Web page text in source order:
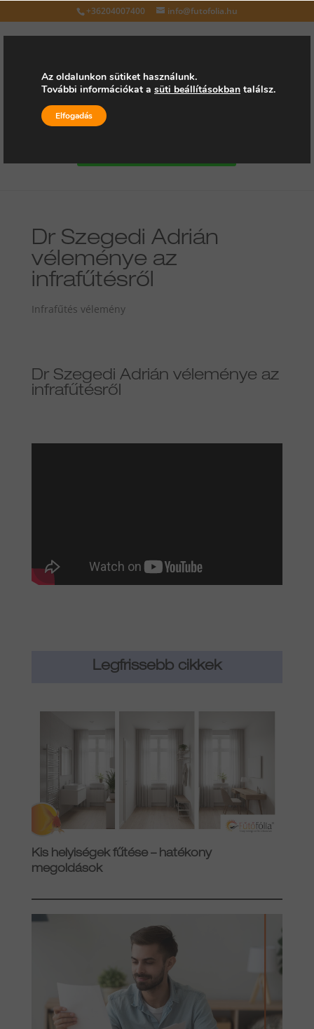
+36204007400 info@futofolia.hu
Válasszon oldalt
Dr Szegedi Adrián
véleménye az
infrafűtésről
Infrafűtés vélemény
Dr Szegedi Adrián véleménye az
infrafűtésről
Legfrissebb cikkek
Kis helyiségek fűtése – hatékony
megoldások
Az oldalunkon sütiket használunk.
További információkat a süti beállításokban találsz.
Elfogadás